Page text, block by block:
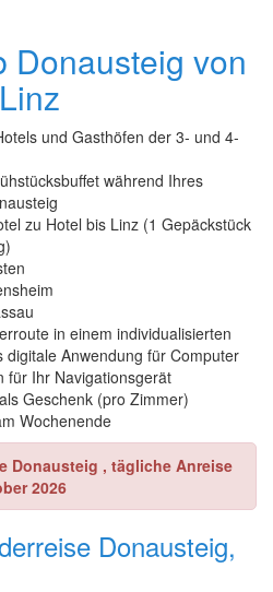
Donausteig von
und Gasthöfen der 3- und 4-
während Ihres
zu Hotel bis Linz (1 Gepäckstück
in einem individualisierten
digitale Anwendung für Computer
für Ihr Navigationsgerät
Geschenk (pro Zimmer)
Wochenende
Donausteig , tägliche Anreise
2026
Donausteig,